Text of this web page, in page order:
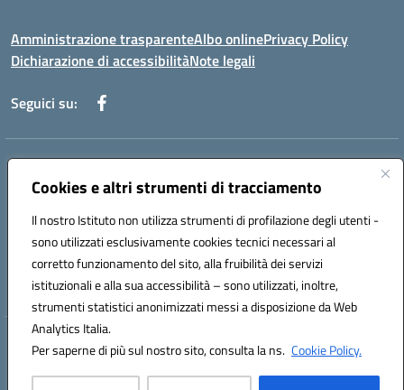
Cookies e altri strumenti di tracciamento
Il nostro Istituto non utilizza strumenti di profilazione degli utenti -
sono utilizzati esclusivamente cookies tecnici necessari al
corretto funzionamento del sito, alla fruibilità dei servizi
istituzionali e alla sua accessibilità – sono utilizzati, inoltre,
strumenti statistici anonimizzati messi a disposizione da Web
Analytics Italia.
Per saperne di più sul nostro sito, consulta la ns. Cookie Policy.
Amministrazione trasparenteAlbo onlinePrivacy Policy
Dichiarazione di accessibilitàNote legali
Seguici su:
Indirizzo:
Centralino:089868360 Email:saic857007@istruzione.it
Codice fiscale: 80025860653
Codice meccanografico:
SAIC857007
Codice Indice delle Pubbliche Amministrazioni (IPA): istsc_saic857007
Hosting & Powered by 3D Solution S.r.l.
Concept & Design by Designers Italia